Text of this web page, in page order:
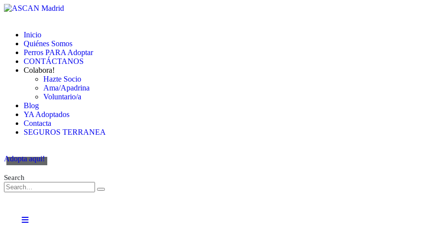
Inicio
Quiénes Somos
Perros PARA Adoptar
CONTÁCTANOS
Colabora!
Hazte Socio
Ama/Apadrina
Voluntario/a
Blog
YA Adoptados
Contacta
SEGUROS TERRANEA
Adopta aqui!
Search